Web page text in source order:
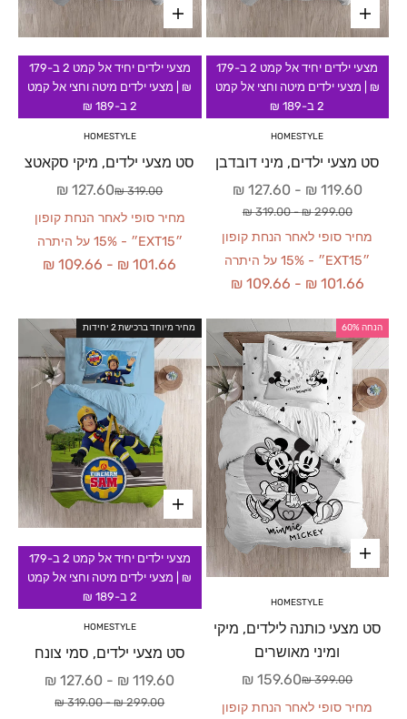
מצעי ילדים יחיד אל קמט 2 ב-179
₪ | מצעי ילדים מיטה וחצי אל קמט
2 ב-189 ₪
HOMESTYLE
סט מצעי ילדים, מיני דובדבן
מחיר מבצע
119.60 ₪
-
127.60 ₪
מחיר רגיל
299.00 ₪
-
319.00 ₪
מחיר סופי לאחר הנחת קופון
״EXT15״ - 15% על היתרה
101.66 ₪
-
109.66 ₪
מצעי ילדים יחיד אל קמט 2 ב-179
₪ | מצעי ילדים מיטה וחצי אל קמט
2 ב-189 ₪
HOMESTYLE
סט מצעי ילדים, מיקי סקאטצ
מחיר מבצע
127.60 ₪מחיר רגיל
319.00 ₪
מחיר סופי לאחר הנחת קופון
״EXT15״ - 15% על היתרה
101.66 ₪
-
109.66 ₪
הנחה 60%
HOMESTYLE
סט מצעי כותנה לילדים, מיקי
ומיני מאושרים
מחיר מבצע
159.60 ₪ מחיר רגיל
399.00 ₪
מחיר סופי לאחר הנחת קופון
מחיר מיוחד ברכישת 2 יחידות
מצעי ילדים יחיד אל קמט 2 ב-179
₪ | מצעי ילדים מיטה וחצי אל קמט
2 ב-189 ₪
HOMESTYLE
סט מצעי ילדים, סמי צונח
מחיר מבצע
119.60 ₪
-
127.60 ₪
מחיר רגיל
299.00 ₪
-
319.00 ₪